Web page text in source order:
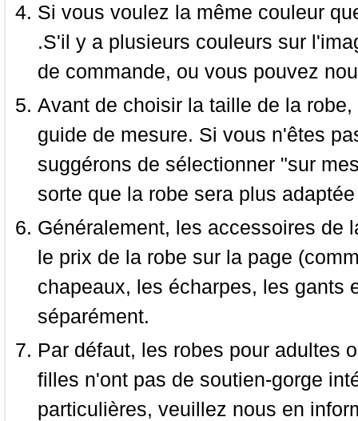
Si vous voulez la même couleur
.S'il y a plusieurs couleurs sur
de commande, ou vous pouvez
Avant de choisir la taille de la
guide de mesure. Si vous n'êtes
suggérons de sélectionner "sur
sorte que la robe sera plus
Généralement, les accessoires de
le prix de la robe sur la page
chapeaux, les écharpes, les gants
séparément.
Par défaut, les robes pour adultes
filles n'ont pas de soutien-gorge
particulières, veuillez nous en